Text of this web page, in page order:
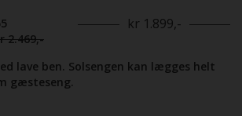
2.469,-
kr 1.899,-
lave ben. Solsengen kan lægges helt
gæsteseng.